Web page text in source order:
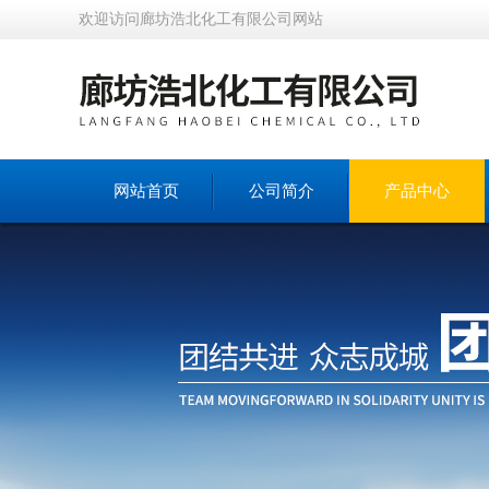
欢迎访问廊坊浩北化工有限公司网站
网站首页 公司简介 产品中心